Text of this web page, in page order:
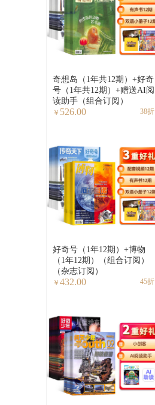
奇想岛（1年共12期）+好奇
号（1年共12期）+赠送AI阅
读助手（组合订阅）
￥ 526.00 38折
好奇号（1年12期）+博物
（1年12期）（组合订阅）
（杂志订阅）
￥ 432.00 45折